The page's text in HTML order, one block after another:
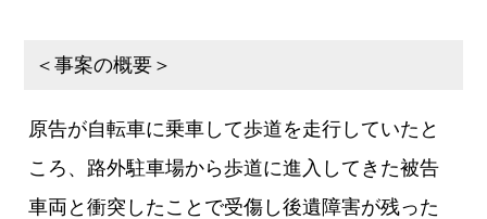
＜事案の概要＞
原告が自転車に乗車して歩道を走行していたと
ころ、路外駐車場から歩道に進入してきた被告
車両と衝突したことで受傷し後遺障害が残った